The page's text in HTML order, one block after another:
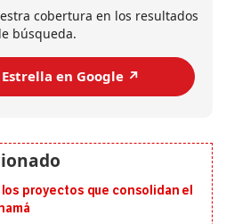
cobertura en los resultados
búsqueda.
en Google ↗️
proyectos que consolidan el